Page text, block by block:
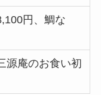
円、鯛な
源庵のお食い初